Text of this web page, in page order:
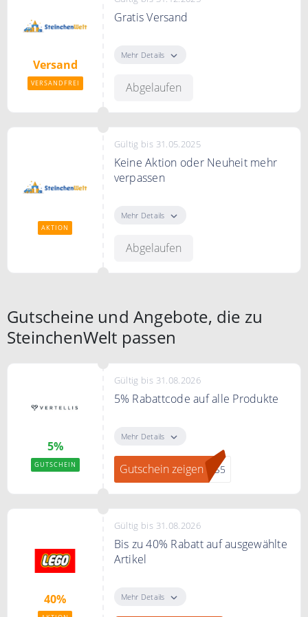
Versand
VERSANDFREI
Gratis Versand
wird Ihre Bestellung
Mehr Details
Abgelaufen
AKTION
Gültig bis 31.05.2025
Keine Aktion oder Neuheit mehr
verpassen
SteichenWelt Newsletter an und
Neuheit mehr.
Mehr Details
Abgelaufen
Gutscheine und Angebote, die zu
SteinchenWelt passen
5%
GUTSCHEIN
Gültig bis 31.08.2026
5% Rabattcode auf alle Produkte
Sie 5% auf Ihren Bestellbetrag
Mehr Details
Gutschein zeigen LIS5
40%
Gültig bis 31.08.2026
Bis zu 40% Rabatt auf ausgewählte
Artikel
Artikel im Lego Sale.
Mehr Details